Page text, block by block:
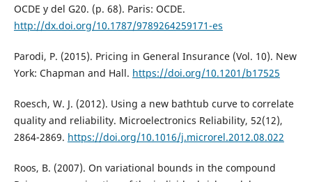
OCDE y del G20. (p. 68). Paris: OCDE.
http://dx.doi.org/10.1787/9789264259171-es
Parodi, P. (2015). Pricing in General Insurance (Vol. 10). New
York: Chapman and Hall. https://doi.org/10.1201/b17525
Roesch, W. J. (2012). Using a new bathtub curve to correlate
quality and reliability. Microelectronics Reliability, 52(12),
2864-2869. https://doi.org/10.1016/j.microrel.2012.08.022
Roos, B. (2007). On variational bounds in the compound